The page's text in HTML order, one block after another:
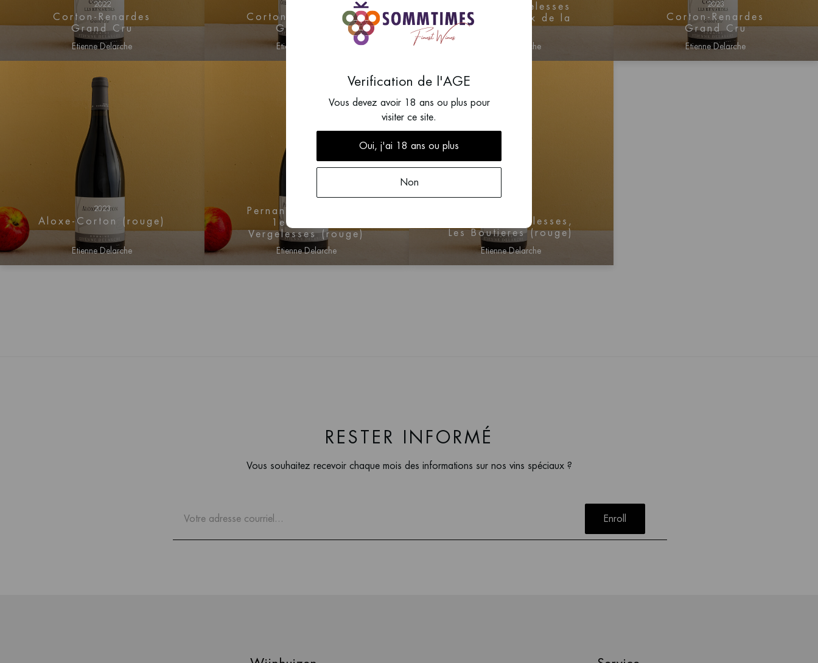
2022
Corton-Renardes
Grand Cru
Etienne Delarche
des informations sur les prix
Corton-Charlemagne
Grand Cru
Etienne Delarche
des informations sur les prix
Pernand-Vergelesses
1er cru, Creux de la
Etienne Delarche
des informations sur les prix
2023
Corton-Renardes
Grand Cru
Etienne Delarche
2023
Aloxe-Corton (rouge)
Etienne Delarche
Pernand-Vergelesses
1er cru, Les
Vergelesses (rouge)
Etienne Delarche
Pernand-Vergelesses,
Les Boutieres (rouge)
Etienne Delarche
RESTER INFORMÉ
Vous souhaitez recevoir chaque mois des informations sur nos vins spéciaux ?
Enroll
Verification de l'AGE
Vous devez avoir 18 ans ou plus pour
visiter ce site.
Oui, j'ai 18 ans ou plus
Non